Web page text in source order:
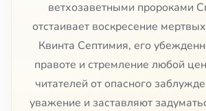
ветхозаветными пророками
отстаивает воскресение
Квинта Септимия, его
правоте и стремление любой
читателей от опасного
уважение и заставляют